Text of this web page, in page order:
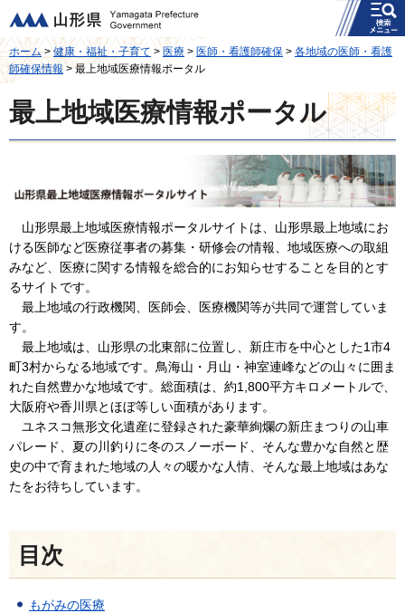
山形県
メニュー
ホーム>健康・福祉・子育て > 医療 > 医師・看護師確保 > 各地域の医師・看護
師確保情報> 最上地域医療情報ポータル
最上地域医療情報ポータル
山形県最上地域医療情報ポータルサイトは、山形県最上地域にお
ける医師など医療従事者の募集・研修会の情報、地域医療への取組
みなど、医療に関する情報を総合的にお知らせすることを目的とす
るサイトです。
最上地域の行政機関、医師会、医療機関等が共同で運営していま
す。
最上地域は、山形県の北東部に位置し、新庄市を中心とした1市4
町3村からなる地域です。鳥海山・月山・神室連峰などの山々に囲ま
れた自然豊かな地域です。総面積は、約1,800平方キロメートルで、
大阪府や香川県とほぼ等しい面積があります。
ユネスコ無形文化遺産に登録された豪華絢爛の新庄まつりの山車
パレード、夏の川釣りに冬のスノーボード、そんな豊かな自然と歴
史の中で育まれた地域の人々の暖かな人情、そんな最上地域はあな
たをお待ちしています。
目次
もがみの医療